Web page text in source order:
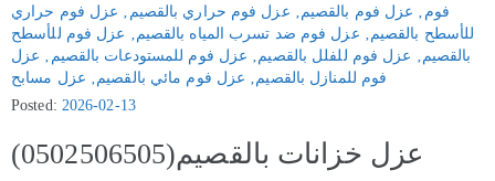
فوم ‚ عزل فوم بالقصيم‚ عزل فوم حراري بالقصيم ‚ عزل فوم حراري
للأسطح بالقصيم‚ عزل فوم ضد تسرب المياه بالقصيم‚ عزل فوم للأسطح
بالقصيم‚ عزل فوم للفلل بالقصيم‚ عزل فوم للمستودعات بالقصيم ‚ عزل
فوم للمنازل بالقصيم‚ عزل فوم مائي بالقصيم‚ عزل مسابح
Posted: 2026-02-13
عزل خزانات بالقصيم(0502506505)